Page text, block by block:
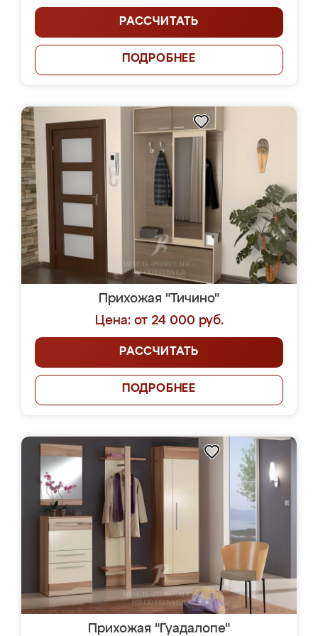
РАССЧИТАТЬ
ПОДРОБНЕЕ
Прихожая "Тичино"
Цена: от 24 000 руб.
РАССЧИТАТЬ
ПОДРОБНЕЕ
Прихожая "Гуадалопе"